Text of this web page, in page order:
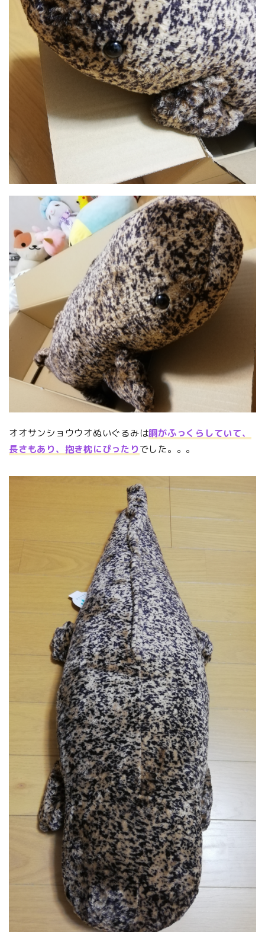
オオサンショウウオぬいぐるみは胴がふっくらしていて、
長さもあり、抱き枕にぴったりでした。。。